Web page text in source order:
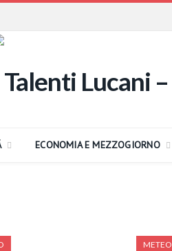
ECONOMIA E MEZZOGIORNO
METEO